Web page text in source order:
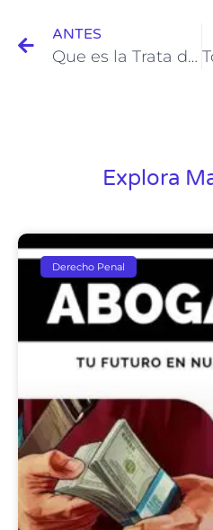
ANTES
Que es la Trata de Personas en Ciudad de México
Explora
Derecho Penal